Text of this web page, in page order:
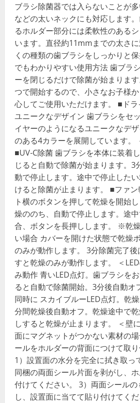
ブラシ除菌器では入らないことが
などの太いネックにも対応します
るホルダー部分には柔軟性のある
います。直径約11mmまでの太さ
くの種類の歯ブラシをしっかりと
でもわかりやすい使用方法 歯ブラ
ーを閉じるだけで除菌が始まりま
つで開始するので、小さなお子様
心してご使用いただけます。 ■ド
ユニークなデザイン 歯ブラシをセ
イヤーのようになるユニークなデ
のある4カラーを展開しています。
■UV-C除菌 歯ブラシを本体に装着
じると自動で除菌が始まります。3
動で停止します。途中で停止した
けると除菌が止まります。 ■ファン
ト横のボタンを押して乾燥を開始
燥ののち、自動で停止します。途
合、ボタンを長押しします。 ※乾
い場合 カバーを開けた状態で乾燥
のみが動作します。 3分除菌完了
すと乾燥のみが動作します。 ＜
み動作 青いLED点灯。歯ブラシを
ると自動で除菌開始。3分後自動オ
同時に スカイブルーLED点灯。乾
分間乾燥後自動オフ。乾燥途中で
しすると乾燥が止まります。 ＜壁
面にマグネットがつかない素材の
ールをホルダーの背面につけて取り
1）設置面の水分を完全に拭き取っ
同梱の両面シール片面を剥がし、
付けてください。 3）両面シール
し、設置面に当てて貼り付けてく